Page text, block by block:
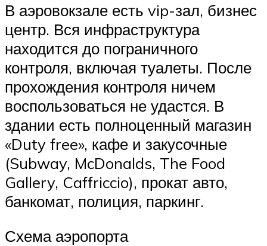
В аэровокзале есть vip-зал, бизнес
центр. Вся инфраструктура
находится до пограничного
контроля, включая туалеты. После
прохождения контроля ничем
воспользоваться не удастся. В
здании есть полноценный магазин
«Duty free», кафе и закусочные
(Subway, McDonalds, The Food
Gallery, Caffriccio), прокат авто,
банкомат, полиция, паркинг.
Схема аэропорта